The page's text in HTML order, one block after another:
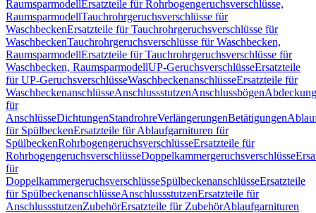
RaumsparmodellErsatzteile für Rohrbogengeruchsverschlüsse,
RaumsparmodellTauchrohrgeruchsverschlüsse für
WaschbeckenErsatzteile für Tauchrohrgeruchsverschlüsse für
WaschbeckenTauchrohrgeruchsverschlüsse für Waschbecken,
RaumsparmodellErsatzteile für Tauchrohrgeruchsverschlüsse für
Waschbecken, RaumsparmodellUP-GeruchsverschlüsseErsatzteile
für UP-GeruchsverschlüsseWaschbeckenanschlüsseErsatzteile für
WaschbeckenanschlüsseAnschlussstutzenAnschlussbögen
für
AnschlüsseDichtungenStandrohreVerlängerungenBetätigungen
für SpülbeckenErsatzteile für Ablaufgarnituren für
SpülbeckenRohrbogengeruchsverschlüsseErsatzteile für
RohrbogengeruchsverschlüsseDoppelkammergeruchsverschlüsse
für
DoppelkammergeruchsverschlüsseSpülbeckenanschlüsseErsatzteile
für SpülbeckenanschlüsseAnschlussstutzenErsatzteile für
AnschlussstutzenZubehörErsatzteile für ZubehörAblaufgarnituren